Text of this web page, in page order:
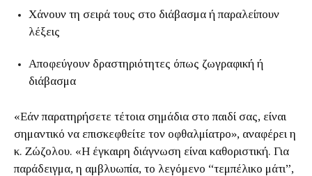
Χάνουν τη σειρά τους στο διάβασμα ή παραλείπουν
λέξεις
Αποφεύγουν δραστηριότητες όπως ζωγραφική ή
διάβασμα
«Εάν παρατηρήσετε τέτοια σημάδια στο παιδί σας, είναι
σημαντικό να επισκεφθείτε τον οφθαλμίατρο», αναφέρει η
κ. Ζώζολου. «Η έγκαιρη διάγνωση είναι καθοριστική. Για
παράδειγμα, η αμβλυωπία, το λεγόμενο “τεμπέλικο μάτι”,